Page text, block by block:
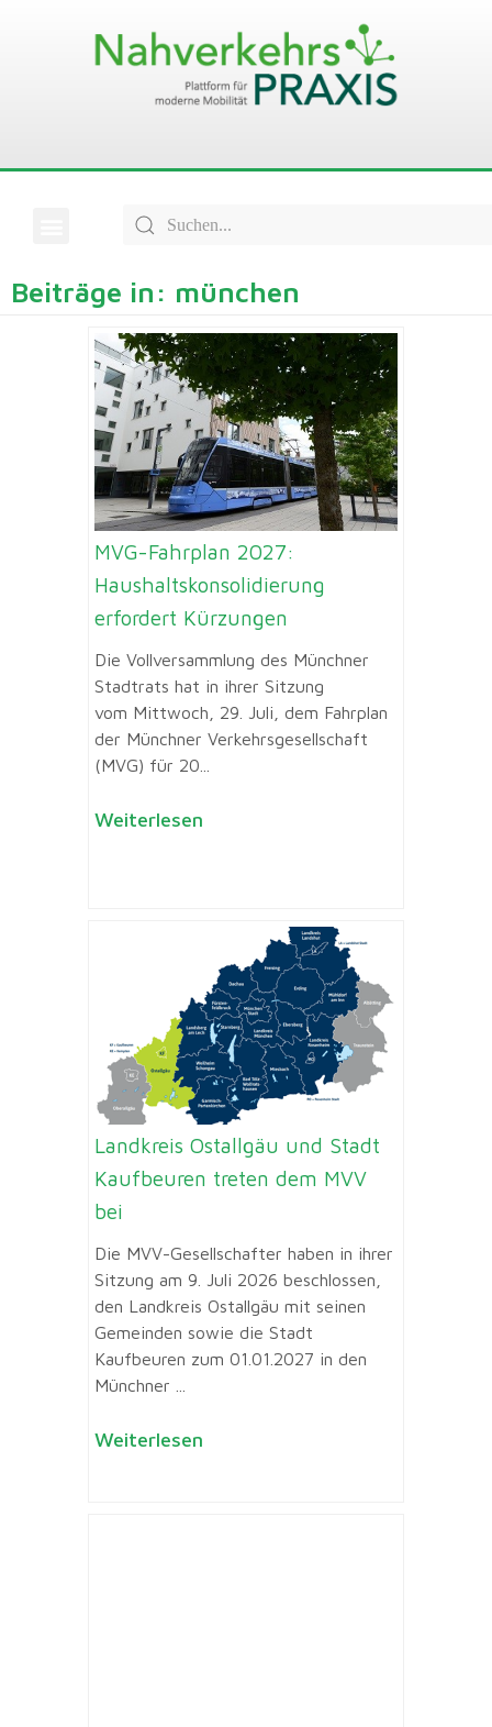
Beiträge in: münchen
MVG-Fahrplan 2027:
Haushaltskonsolidierung
erfordert Kürzungen
Die Vollversammlung des Münchner
Stadtrats hat in ihrer Sitzung
vom Mittwoch, 29. Juli, dem Fahrplan
der Münchner Verkehrsgesellschaft
(MVG) für 20...
Weiterlesen
Landkreis Ostallgäu und Stadt
Kaufbeuren treten dem MVV
bei
Die MVV-Gesellschafter haben in ihrer
Sitzung am 9. Juli 2026 beschlossen,
den Landkreis Ostallgäu mit seinen
Gemeinden sowie die Stadt
Kaufbeuren zum 01.01.2027 in den
Münchner ...
Weiterlesen